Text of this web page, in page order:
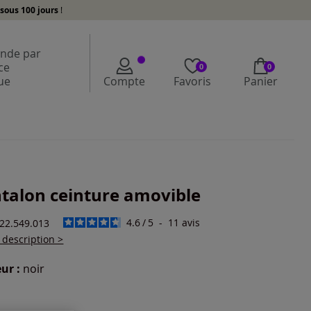
sous 100 jours !
par
Compte
0
Favoris
0
Panier
ceinture amovible
4.6/ 5 - 11avis
description >
: noir
une couleur :